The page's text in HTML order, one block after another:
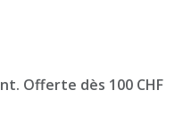
Offerte dès 100 CHF